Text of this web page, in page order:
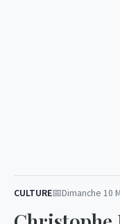
CULTURE Dimanche 10